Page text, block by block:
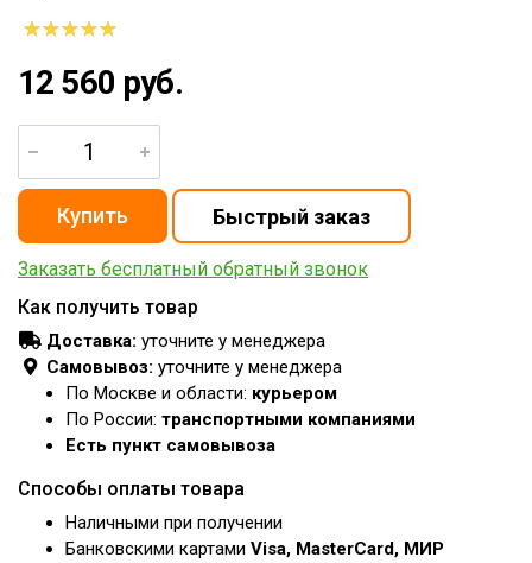
12 560 руб.
Заказать бесплатный обратный звонок
Как получить товар
Доставка: уточните у менеджера
Самовывоз: уточните у менеджера
По Москве и области: курьером
По России: транспортными компаниями
Есть пункт самовывоза
Способы оплаты товара
Наличными при получении
Банковскими картами Visa, MasterCard, МИР